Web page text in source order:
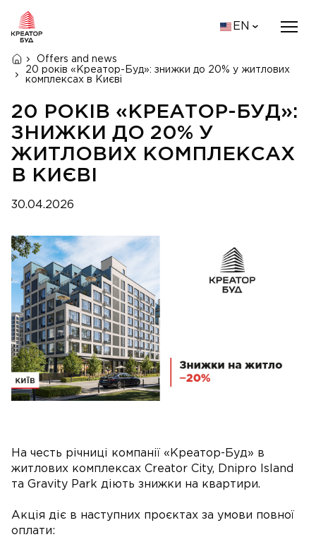
EN
Offers and news
20 років «Креатор-Буд»: знижки до 20% у житлових
комплексах в Києві
20 РОКІВ «КРЕАТОР-БУД»:
ЗНИЖКИ ДО 20% У
ЖИТЛОВИХ КОМПЛЕКСАХ
В КИЄВІ
30.04.2026
На честь річниці компанії «Креатор-Буд» в
житлових комплексах Creator City, Dnipro Island
та Gravity Park діють знижки на квартири.
Акція діє в наступних проєктах за умови повної
оплати: